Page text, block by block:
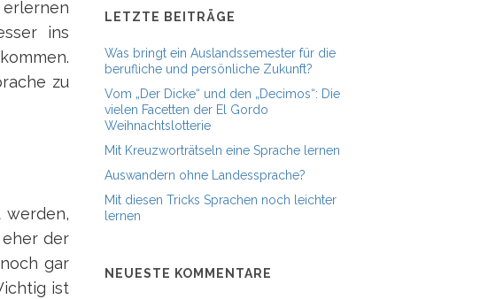
ins
zu
werden,
der
gar
ist
LETZTE BEITRÄGE
Was bringt ein Auslandssemester für die
berufliche und persönliche Zukunft?
Vom „Der Dicke“ und den „Decimos“: Die
vielen Facetten der El Gordo
Weihnachtslotterie
Mit Kreuzworträtseln eine Sprache lernen
Auswandern ohne Landessprache?
Mit diesen Tricks Sprachen noch leichter
lernen
NEUESTE KOMMENTARE